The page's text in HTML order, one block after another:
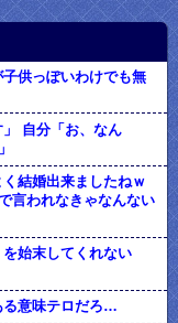
供っぽいわけでも無
自分「お、なん
結婚出来ましたねｗ
言われなきゃなんない
始末してくれない
る意味テロだろ…